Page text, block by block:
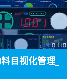
目视化管理_